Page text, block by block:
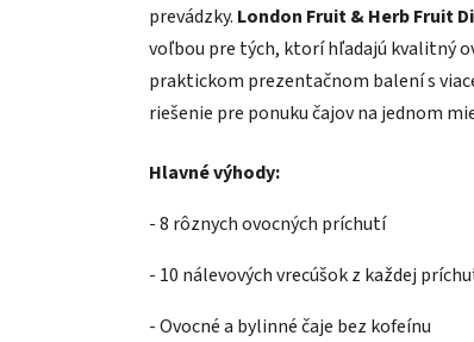
prevádzky. London Fruit & Herb Fruit
voľbou pre tých, ktorí hľadajú kvalitný
praktickom prezentačnom balení s
riešenie pre ponuku čajov na jednom
Hlavné výhody:
- 8 rôznych ovocných príchutí
- 10 nálevových vrecúšok z každej
- Ovocné a bylinné čaje bez kofeínu